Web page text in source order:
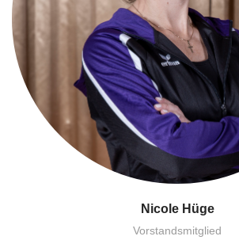
Nicole Hüge
Vorstandsmitglied